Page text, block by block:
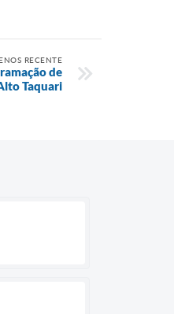
RECENTE
de
Taquari